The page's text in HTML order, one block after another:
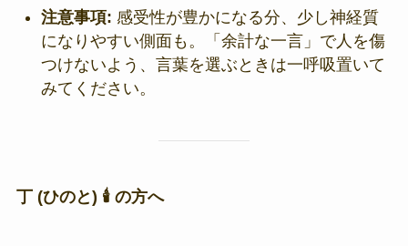
注意事項: 感受性が豊かになる分、少し神経質
になりやすい側面も。「余計な一言」で人を傷
つけないよう、言葉を選ぶときは一呼吸置いて
みてください。
丁 (ひのと) 🕯️ の方へ